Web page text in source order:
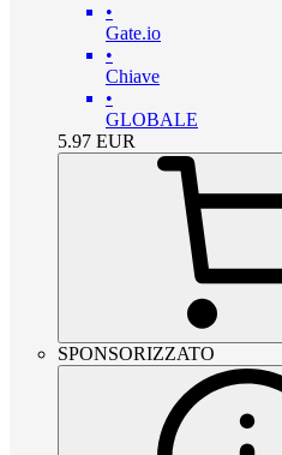
•
Gate.io
•
Chiave
•
GLOBALE
5.97 EUR
SPONSORIZZATO